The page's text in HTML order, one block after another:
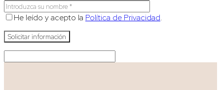
He leído y acepto la Política de Privacidad.